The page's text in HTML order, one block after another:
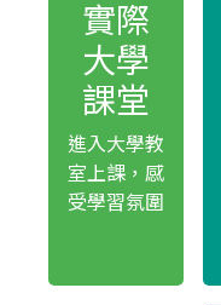
實際
大學
課堂
進入大學教
室上課，感
受學習氛圍